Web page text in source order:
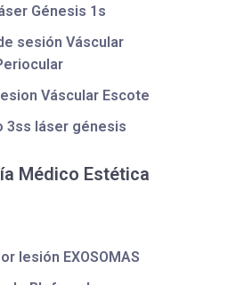
Génesis 1s
sesión Váscular
Váscular Escote
3ss láser génesis
Médico Estética
lesión EXOSOMAS